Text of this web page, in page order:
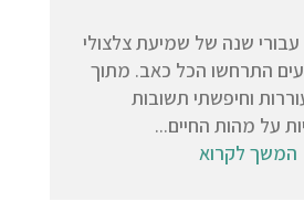
הייתה עבורי שנה של שמיעת צלצולי
התרחשו הכל כאב. מתוך
וחיפשתי תשובות
על מהות החיים...
המשך לקרוא